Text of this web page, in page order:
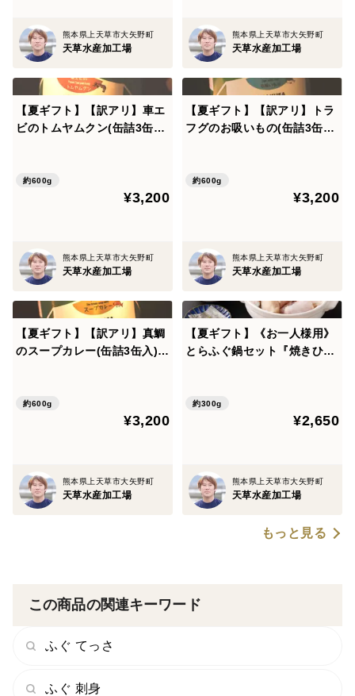
熊本県上天草市大矢野町
天草水産加工場
熊本県上天草市大矢野町
天草水産加工場
【夏ギフト】【訳アリ】車エ
ビのトムヤムクン(缶詰3缶入)
生日 お歳暮 お中元 自分用 の
約600g
¥3,200
熊本県上天草市大矢野町
天草水産加工場
【夏ギフト】【訳アリ】トラ
フグのお吸いもの(缶詰3缶入)
生日 お歳暮 お中元 自分用 の
約600g
¥3,200
熊本県上天草市大矢野町
天草水産加工場
【夏ギフト】【訳アリ】真鯛
のスープカレー(缶詰3缶入)
生日 お歳暮 お中元 自分用 の
約600g
¥3,200
熊本県上天草市大矢野町
天草水産加工場
【夏ギフト】《お一人様用》
とらふぐ鍋セット『焼きひれ
い 誕生日 お歳暮 お中元 自分
約300g
¥2,650
熊本県上天草市大矢野町
天草水産加工場
もっと見る
この商品の関連キーワード
ふぐ てっさ
ふぐ 刺身